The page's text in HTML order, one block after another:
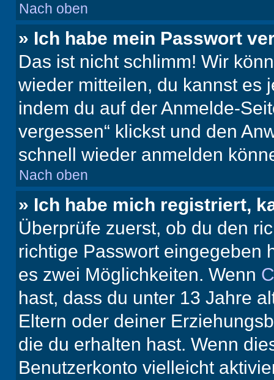
Nach oben
» Ich habe mein Passwort
Das ist nicht schlimm! Wir
wieder mitteilen, du kannst es
indem du auf der Anmelde-
vergessen“ klickst und den
schnell wieder anmelden
Nach oben
» Ich habe mich registriert,
Überprüfe zuerst, ob du den
richtige Passwort eingegeben
es zwei Möglichkeiten. Wenn
hast, dass du unter 13 Jahre
Eltern oder deiner
die du erhalten hast. Wenn
Benutzerkonto vielleicht